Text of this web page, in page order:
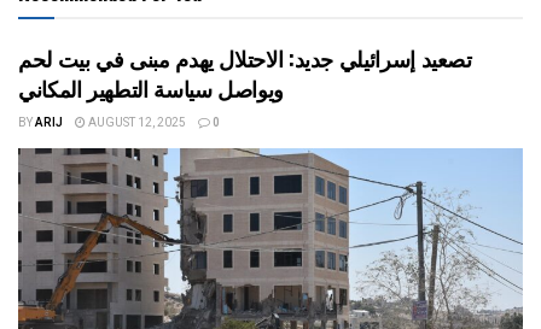
تصعيد إسرائيلي جديد: الاحتلال يهدم مبنى في بيت لحم
ويواصل سياسة التطهير المكاني
BYARIJ AUGUST 12, 2025 0